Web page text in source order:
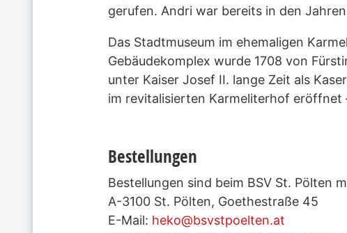
gerufen. Andri war bereits in den
Das Stadtmuseum im ehemaligen
Gebäudekomplex wurde 1708 von
unter Kaiser Josef II. lange Zeit als
im revitalisierten Karmeliterhof eröffnet
Bestellungen
Bestellungen sind beim BSV St. Pölten
A-3100 St. Pölten, Goethestraße 45
E-Mail: heko@bsvstpoelten.at